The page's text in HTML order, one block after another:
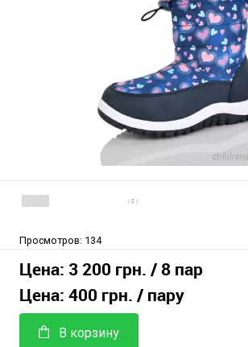
( 0 )
Просмотров: 134
Цена: 3 200 грн. / 8 пар
Цена: 400 грн. / пару
В корзину